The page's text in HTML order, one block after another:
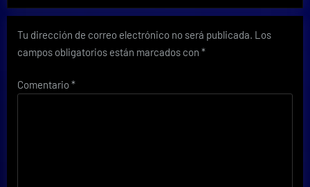
Tu dirección de correo electrónico no será publicada. Los
campos obligatorios están marcados con *
Comentario*